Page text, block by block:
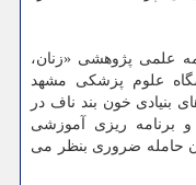
علمی پژوهشی «زنان،
علوم پزشکی مشهد
بنیادی خون بند ناف در
و برنامه ریزی آموزشی
حامله ضروری بنظر می